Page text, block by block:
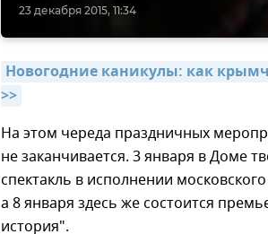
23 декабря 2015, 11:34
Новогодние каникулы: как
>>
На этом череда праздничных
не заканчивается. 3 января в Доме
спектакль в исполнении
а 8 января здесь же состоится
история".